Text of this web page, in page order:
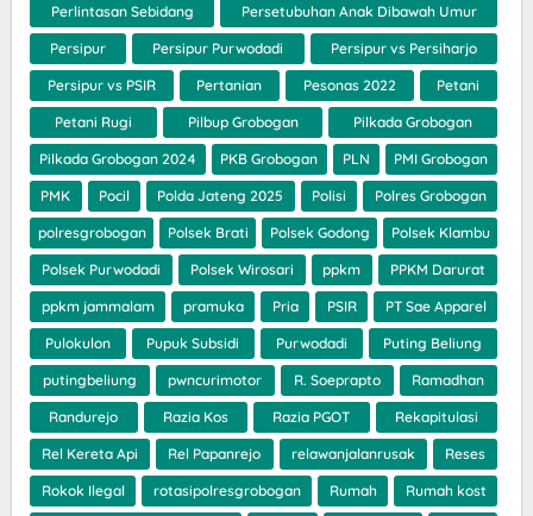
Perlintasan Sebidang Persetubuhan Anak Dibawah Umur
Persipur Persipur Purwodadi Persipur vs Persiharjo
Persipur vs PSIR Pertanian Pesonas 2022 Petani
Petani Rugi Pilbup Grobogan Pilkada Grobogan
Pilkada Grobogan 2024 PKB Grobogan PLN PMI Grobogan
PMK Pocil Polda Jateng 2025 Polisi Polres Grobogan
polresgrobogan Polsek Brati Polsek Godong Polsek Klambu
Polsek Purwodadi Polsek Wirosari ppkm PPKM Darurat
ppkm jammalam pramuka Pria PSIR PT Sae Apparel
Pulokulon Pupuk Subsidi Purwodadi Puting Beliung
putingbeliung pwncurimotor R. Soeprapto Ramadhan
Randurejo Razia Kos Razia PGOT Rekapitulasi
Rel Kereta Api Rel Papanrejo relawanjalanrusak Reses
Rokok Ilegal rotasipolresgrobogan Rumah Rumah kost